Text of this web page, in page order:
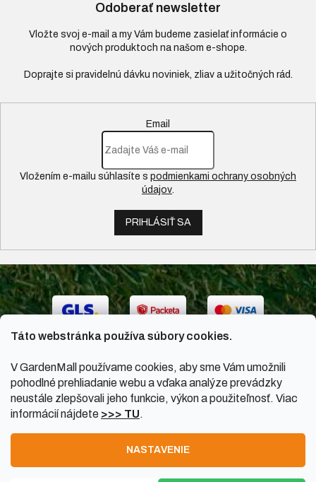
Táto webstránka používa súbory cookies.
V GardenMall používame cookies, aby sme Vám umožnili
pohodlné prehliadanie webu a vďaka analýze prevádzky
neustále zlepšovali jeho funkcie, výkon a použiteľnosť. Viac
informácií nájdete >>> TU.
NASTAVENIE
Odoberať newsletter
Vložte svoj e-mail a my Vám budeme zasielať informácie o
nových produktoch na našom e-shope.
Email
Vložením e-mailu súhlasíte s podmienkami ochrany osobných
údajov.
PRIHLÁSIŤ SA